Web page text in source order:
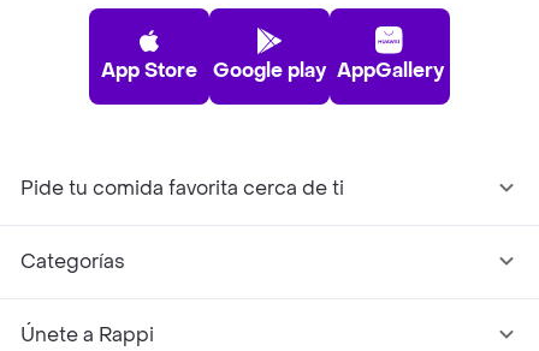
App Store Google play AppGallery
Pide tu comida favorita cerca de ti
Categorías
Únete a Rappi